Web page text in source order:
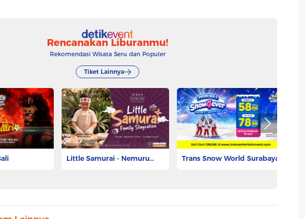
Rencanakan Liburanmu!
Rekomendasi Wisata Seru dan Populer
Tiket Lainnya
Little Samurai - Nemuru
Trans Snow World Surabaya